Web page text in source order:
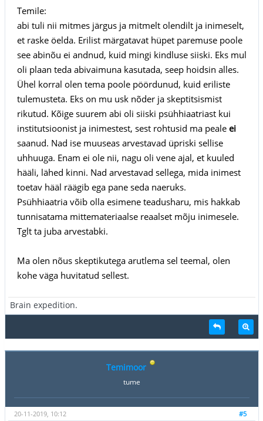
Temile:
abi tuli nii mitmes järgus ja mitmelt olendilt ja inimeselt,
et raske öelda. Erilist märgatavat hüpet paremuse poole
see abinõu ei andnud, kuid mingi kindluse siiski. Eks mul
oli plaan teda abivaimuna kasutada, seep hoidsin alles.
Ühel korral olen tema poole pöördunud, kuid eriliste
tulemusteta. Eks on mu usk nõder ja skeptitsismist
rikutud. Kõige suurem abi oli siiski psühhiaatriast kui
institutsioonist ja inimestest, sest rohtusid ma peale ei
saanud. Nad ise muuseas arvestavad üpriski sellise
uhhuuga. Enam ei ole nii, nagu oli vene ajal, et kuuled
hääli, lähed kinni. Nad arvestavad sellega, mida inimest
toetav hääl räägib ega pane seda naeruks.
Psühhiaatria võib olla esimene teadusharu, mis hakkab
tunnisatama mittemateriaalse reaalset mõju inimesele.
Tglt ta juba arvestabki.
Ma olen nõus skeptikutega arutlema sel teemal, olen
kohe väga huvitatud sellest.
Brain expedition.
Temimoor
tume
#5
20-11-2019, 10:12